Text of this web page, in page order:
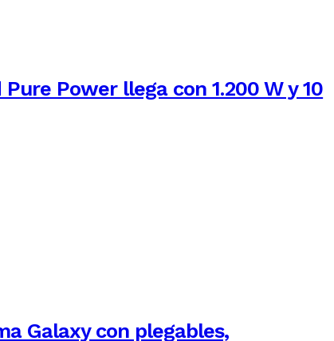
Power llega con 1.200 W y 10
Galaxy con plegables,